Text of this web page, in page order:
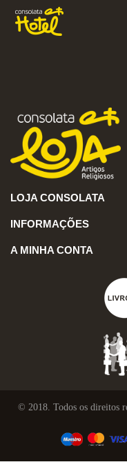
LOJA CONSOLATA
INFORMAÇÕES
A MINHA CONTA
© 2018. Todos os direitos